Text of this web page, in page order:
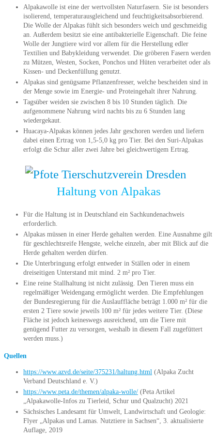
Alpakawolle ist eine der wertvollsten Naturfasern. Sie ist besonders
isolierend, temperaturausgleichend und feuchtigkeitsabsorbierend.
Die Wolle der Alpakas fühlt sich besonders weich und geschmeidig
an. Außerdem besitzt sie eine antibakterielle Eigenschaft. Die feine
Wolle der Jungtiere wird vor allem für die Herstellung edler
Textilien und Babykleidung verwendet. Die gröberen Fasern werden
zu Mützen, Westen, Socken, Ponchos und Hüten verarbeitet oder als
Kissen- und Deckenfüllung genutzt.
Alpakas sind genügsame Pflanzenfresser, welche bescheiden sind in
der Menge sowie im Energie- und Proteingehalt ihrer Nahrung.
Tagsüber weiden sie zwischen 8 bis 10 Stunden täglich. Die
aufgenommene Nahrung wird nachts bis zu 6 Stunden lang
wiedergekaut.
Huacaya-Alpakas können jedes Jahr geschoren werden und liefern
dabei einen Ertrag von 1,5-5,0 kg pro Tier. Bei den Suri-Alpakas
erfolgt die Schur aller zwei Jahre bei gleichwertigem Ertrag.
Haltung von Alpakas
Für die Haltung ist in Deutschland ein Sachkundenachweis
erforderlich.
Alpakas müssen in einer Herde gehalten werden. Eine Ausnahme gilt
für geschlechtsreife Hengste, welche einzeln, aber mit Blick auf die
Herde gehalten werden dürfen.
Die Unterbringung erfolgt entweder in Ställen oder in einem
dreiseitigen Unterstand mit mind. 2 m² pro Tier.
Eine reine Stallhaltung ist nicht zulässig. Den Tieren muss ein
regelmäßiger Weidengang ermöglicht werden. Die Empfehlungen
der Bundesregierung für die Auslauffläche beträgt 1.000 m² für die
ersten 2 Tiere sowie jeweils 100 m² für jedes weitere Tier. (Diese
Fläche ist jedoch keineswegs ausreichend, um die Tiere mit
genügend Futter zu versorgen, weshalb in diesem Fall zugefüttert
werden muss.)
Quellen
https://www.azvd.de/seite/375231/haltung.html (Alpaka Zucht
Verband Deutschland e. V.)
https://www.peta.de/themen/alpaka-wolle/ (Peta Artikel
„Alpakawolle-Infos zu Tierleid, Schur und Qualzucht) 2021
Sächsisches Landesamt für Umwelt, Landwirtschaft und Geologie:
Flyer „Alpakas und Lamas. Nutztiere in Sachsen“, 3. aktualisierte
Auflage, 2019